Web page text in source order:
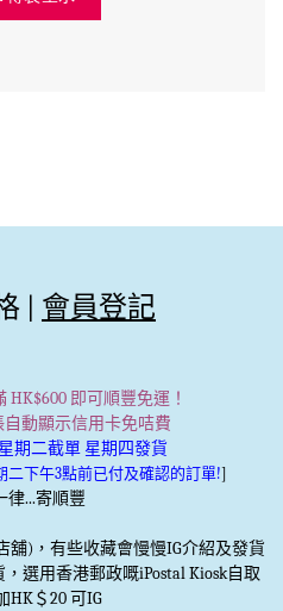
| 會員登記
HK$600 即可順豐免運！
動顯示信用卡免咭費
期二截單 星期四發貨
二下午3點前已付及確認的訂單!]
律...寄順豐
舖)，有些收藏會慢慢IG介紹及發貨
選用香港郵政嘅iPostal Kiosk自取
HK＄20 可IG